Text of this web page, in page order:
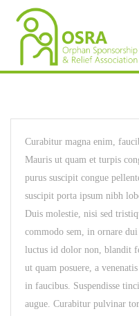
Curabitur magna enim,
Mauris ut quam et turpis
purus suscipit congue
suscipit porta ipsum nibh
Duis molestie, nisi sed
commodo sem, in ornare
luctus id dolor non, blandit
ut quam posuere, a
in faucibus. Suspendisse
augue. Curabitur pulvinar